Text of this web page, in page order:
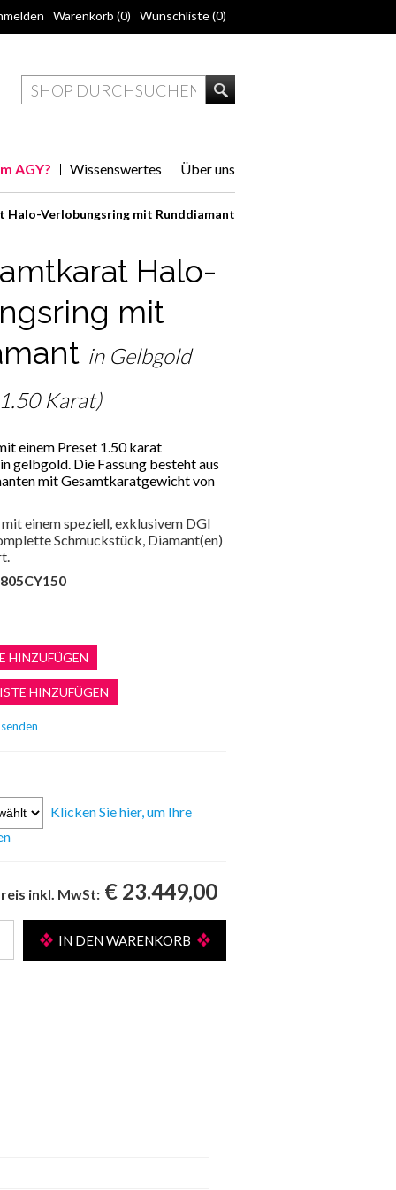
Warenkorb (0) Wunschliste(0)
Über uns
Wissenswertes
AGY?
Halo-Verlobungsring mit Runddiamant
Halo-
mit
in Gelbgold
Karat)
einem Preset 1.50 karat
gelbgold. Die Fassung besteht aus
mit Gesamtkaratgewicht von
einem speziell, exklusivem DGI
Schmuckstück, Diamant(en)
Klicken Sie hier, um Ihre
inkl. MwSt: € 23.449,00